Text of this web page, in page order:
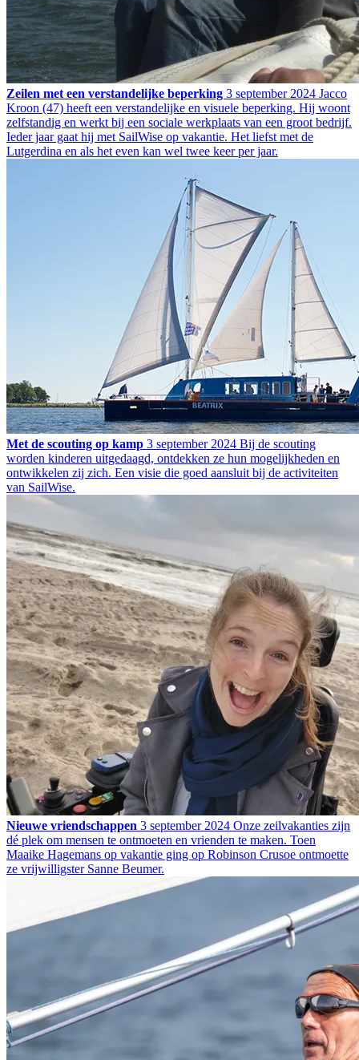
Zeilen met een verstandelijke beperking 3 september 2024 Jacco
Kroon (47) heeft een verstandelijke en visuele beperking. Hij woont
zelfstandig en werkt bij een sociale werkplaats van een groot bedrijf.
Ieder jaar gaat hij met SailWise op vakantie. Het liefst met de
Lutgerdina en als het even kan wel twee keer per jaar.
Met de scouting op kamp 3 september 2024 Bij de scouting
worden kinderen uitgedaagd, ontdekken ze hun mogelijkheden en
ontwikkelen zij zich. Een visie die goed aansluit bij de activiteiten
van SailWise.
Nieuwe vriendschappen 3 september 2024 Onze zeilvakanties zijn
dé plek om mensen te ontmoeten en vrienden te maken. Toen
Maaike Hagemans op vakantie ging op Robinson Crusoe ontmoette
ze vrijwilligster Sanne Beumer.